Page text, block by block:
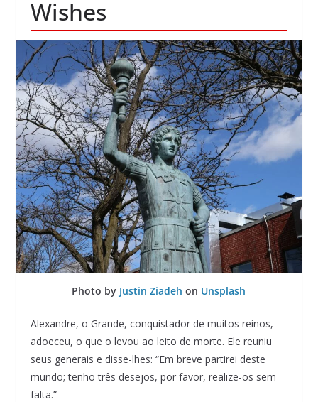
Wishes
Photo by Justin Ziadeh on Unsplash
Alexandre, o Grande, conquistador de muitos reinos,
adoeceu, o que o levou ao leito de morte. Ele reuniu
seus generais e disse-lhes: “Em breve partirei deste
mundo; tenho três desejos, por favor, realize-os sem
falta.”